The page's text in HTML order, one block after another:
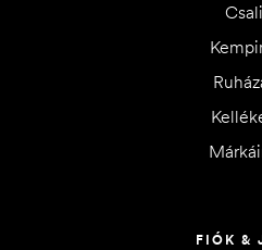
Csali
FIÓK &